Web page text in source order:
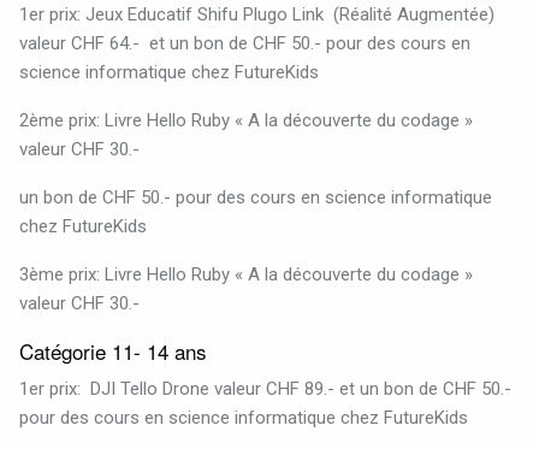
1er prix: Jeux Educatif Shifu Plugo Link (Réalité Augmentée)
valeur CHF 64.- et un bon de CHF 50.- pour des cours en
science informatique chez FutureKids
2ème prix: Livre Hello Ruby « A la découverte du codage »
valeur CHF 30.-
un bon de CHF 50.- pour des cours en science informatique
chez FutureKids
3ème prix: Livre Hello Ruby « A la découverte du codage »
valeur CHF 30.-
Catégorie 11- 14 ans
1er prix: DJI Tello Drone valeur CHF 89.- et un bon de CHF 50.-
pour des cours en science informatique chez FutureKids